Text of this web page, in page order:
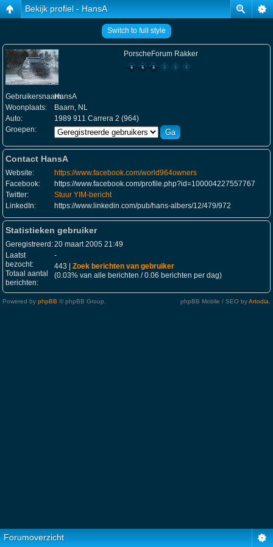
Bekijk profiel - HansA
Switch to full style
PorscheForum Rakker
Gebruikersnaam:HansA
Woonplaats:
Baarn, NL
Auto:
1989 911 Carrera 2 (964)
Groepen:
Contact HansA
Website:
https://www.facebook.com/world964owners
Facebook:
https://www.facebook.com/profile.php?id=100004227557767
Twitter:
Stuur YIM-bericht
LinkedIn:
https://www.linkedin.com/pub/hans-albers/12/479/972
Statistieken gebruiker
Geregistreerd:20 maart 2005 21:49
Laatst
bezocht:
-
Totaal aantal
berichten:
443 | Zoek berichten van gebruiker
(0.03% van alle berichten / 0.06 berichten per dag)
Powered by phpBB © phpBB Group. phpBB Mobile / SEO byArtodia
Forumoverzicht